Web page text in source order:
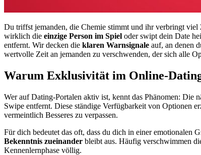
Du triffst jemanden, die Chemie stimmt und ihr verbringt
wirklich die einzige Person im Spiel oder swipt dein Date
entfernt. Wir decken die klaren Warnsignale auf, an denen
wertvolle Zeit an jemanden zu verschwenden, der sich alle
Warum Exklusivität im Online-
Wer auf Dating-Portalen aktiv ist, kennt das Phänomen: Die
Swipe entfernt. Diese ständige Verfügbarkeit von Optionen
vermeintlich Besseres zu verpassen.
Für dich bedeutet das oft, dass du dich in einer emotionalen
Bekenntnis zueinander bleibt aus. Häufig verschwimmen
Kennenlernphase völlig.